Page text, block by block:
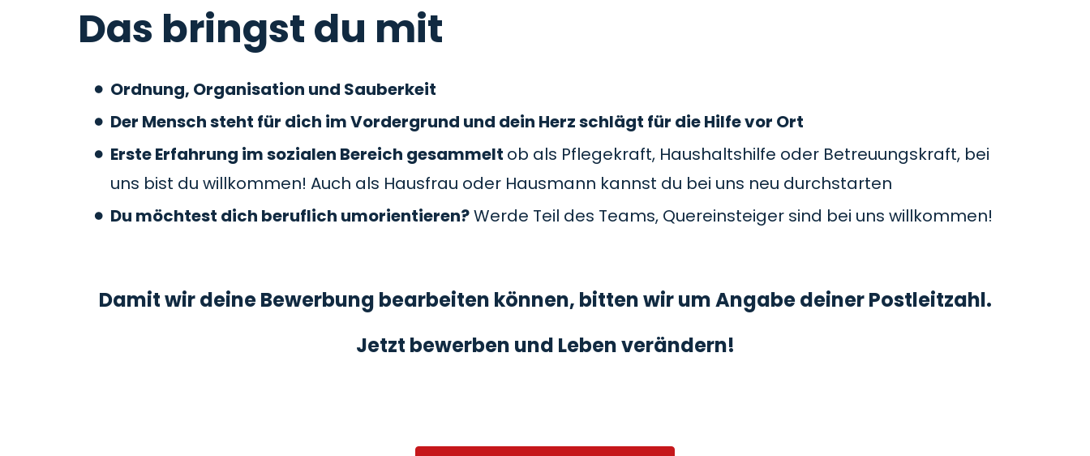
Das bringst du mit
Ordnung, Organisation und Sauberkeit
Der Mensch steht für dich im Vordergrund und dein Herz schlägt für die Hilfe vor Ort
Erste Erfahrung im sozialen Bereich gesammelt ob als Pflegekraft, Haushaltshilfe oder Betreuungskraft, bei
uns bist du willkommen! Auch als Hausfrau oder Hausmann kannst du bei uns neu durchstarten
Du möchtest dich beruflich umorientieren?Werde Teil des Teams, Quereinsteiger sind bei uns willkommen!
Damit wir deine Bewerbung bearbeiten können, bitten wir um Angabe deiner Postleitzahl.
Jetzt bewerben und Leben verändern!